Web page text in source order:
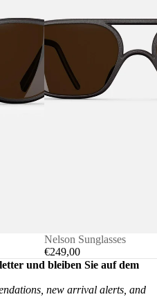
Nelson Sunglasses
€249,00
und bleiben Sie auf dem
new arrival alerts, and